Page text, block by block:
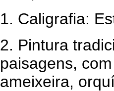
1. Caligrafia:
2. Pintura
paisagens,
ameixeira,